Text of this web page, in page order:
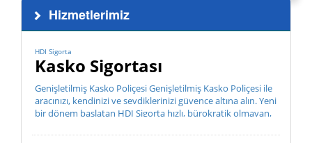
Hizmetlerimiz
HDI Sigorta
Kasko Sigortası
Genişletilmiş Kasko Poliçesi Genişletilmiş Kasko Poliçesi ile
aracınızı, kendinizi ve sevdiklerinizi güvence altına alın. Yeni
bir dönem başlatan HDI Sigorta hızlı, bürokratik olmayan,